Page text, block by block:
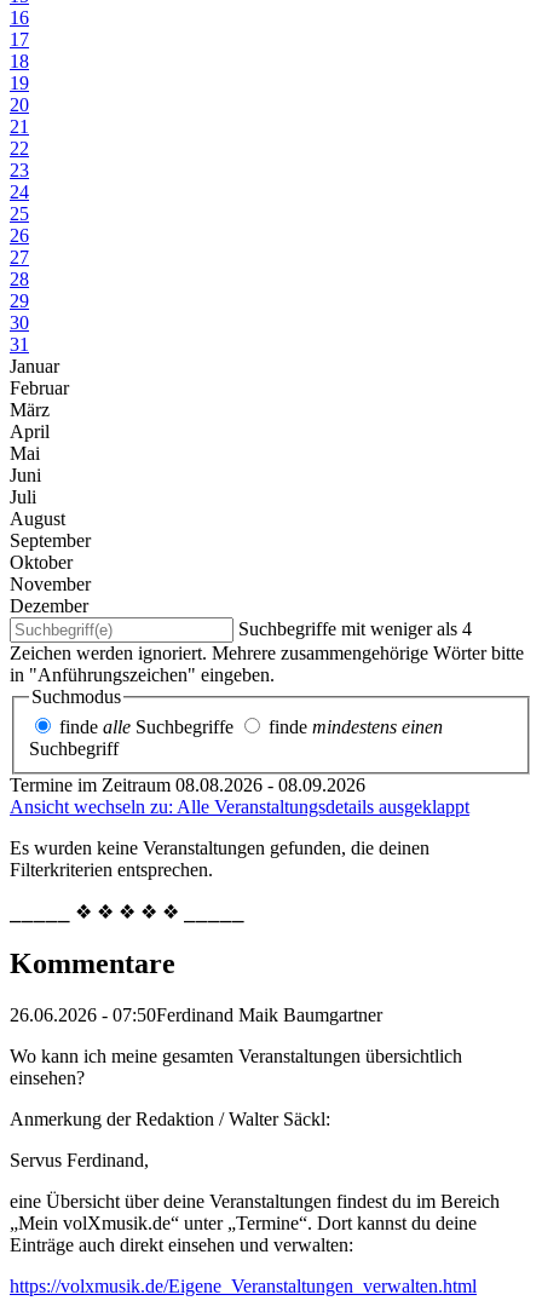
16
17
18
19
20
21
22
23
24
25
26
27
28
29
30
31
Januar
Februar
März
April
Mai
Juni
Juli
August
September
Oktober
November
Dezember
Suchbegriffe mit weniger als 4
Zeichen werden ignoriert. Mehrere zusammengehörige Wörter bitte
in "Anführungszeichen" eingeben.
Suchmodus
finde alle Suchbegriffe finde mindestens einen
Suchbegriff
Termine im Zeitraum 08.08.2026 - 08.09.2026
Ansicht wechseln zu: Alle Veranstaltungsdetails ausgeklappt
Es wurden keine Veranstaltungen gefunden, die deinen
Filterkriterien entsprechen.
⎯⎯⎯⎯⎯ ❖ ❖ ❖ ❖ ❖ ⎯⎯⎯⎯⎯
Kommentare
26.06.2026 - 07:50Ferdinand Maik Baumgartner
Wo kann ich meine gesamten Veranstaltungen übersichtlich
einsehen?
Anmerkung der Redaktion /Walter Säckl:
Servus Ferdinand,
eine Übersicht über deine Veranstaltungen findest du im Bereich
„Mein volXmusik.de“ unter „Termine“. Dort kannst du deine
Einträge auch direkt einsehen und verwalten:
https://volxmusik.de/Eigene_Veranstaltungen_verwalten.html